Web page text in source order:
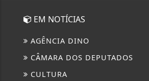
EM NOTÍCIAS
AGÊNCIA DINO
CÂMARA DOS DEPUTADOS
CULTURA